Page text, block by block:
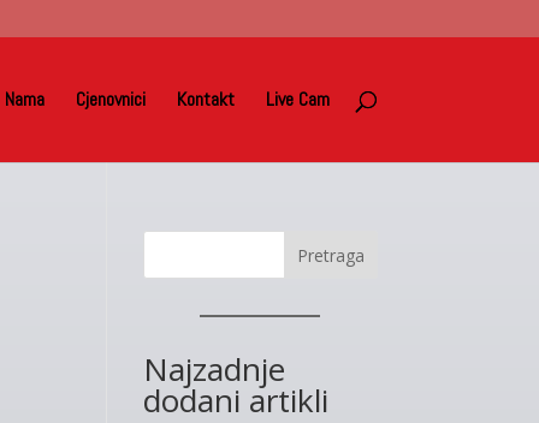
Nama Cjenovnici Kontakt Live Cam
Pretraga
Najzadnje
dodani artikli